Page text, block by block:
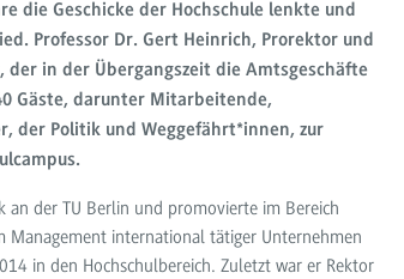
die Geschicke der Hochschule lenkte und
Professor Dr. Gert Heinrich, Prorektor und
der in der Übergangszeit die Amtsgeschäfte
Gäste, darunter Mitarbeitende,
der Politik und Weggefährt*innen, zur
an der TU Berlin und promovierte im Bereich
Management international tätiger Unternehmen
in den Hochschulbereich. Zuletzt war er Rektor